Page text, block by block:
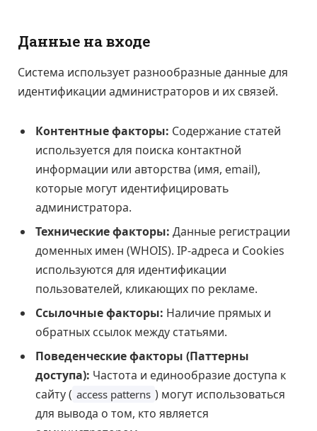
Данные на входе
Система использует разнообразные данные для
идентификации администраторов и их связей.
Контентные факторы: Содержание статей
используется для поиска контактной
информации или авторства (имя, email),
которые могут идентифицировать
администратора.
Технические факторы: Данные регистрации
доменных имен (WHOIS). IP-адреса и Cookies
используются для идентификации
пользователей, кликающих по рекламе.
Ссылочные факторы: Наличие прямых и
обратных ссылок между статьями.
Поведенческие факторы (Паттерны
доступа): Частота и единообразие доступа к
сайту ( access patterns ) могут использоваться
для вывода о том, кто является